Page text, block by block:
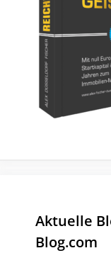
Aktuelle
Blog.com